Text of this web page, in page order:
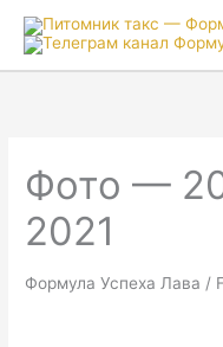
Фото —
2021
Формула Успеха Лава /